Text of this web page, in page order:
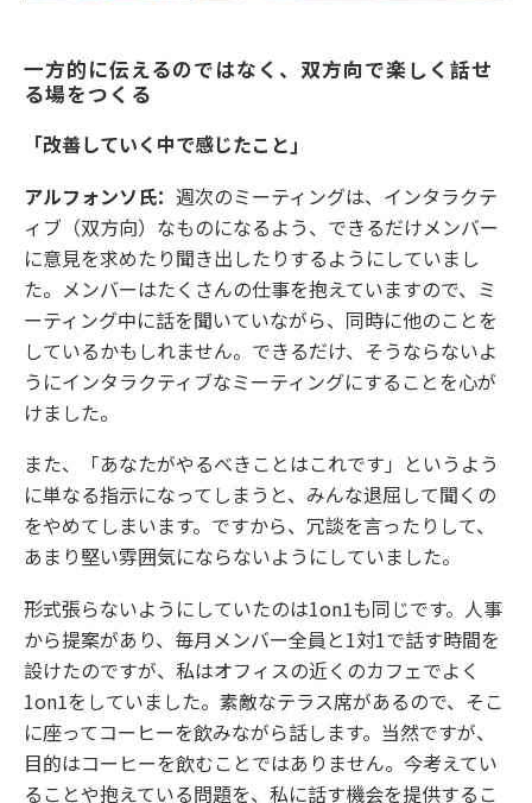
一方的に伝えるのではなく、双方向で楽しく話せ
る場をつくる
「改善していく中で感じたこと」
アルフォンソ氏： 週次のミーティングは、インタラクテ
ィブ（双方向）なものになるよう、できるだけメンバー
に意見を求めたり聞き出したりするようにしていまし
た。メンバーはたくさんの仕事を抱えていますので、ミ
ーティング中に話を聞いていながら、同時に他のことを
しているかもしれません。できるだけ、そうならないよ
うにインタラクティブなミーティングにすることを心が
けました。
また、「あなたがやるべきことはこれです」というよう
に単なる指示になってしまうと、みんな退屈して聞くの
をやめてしまいます。ですから、冗談を言ったりして、
あまり堅い雰囲気にならないようにしていました。
形式張らないようにしていたのは1on1も同じです。人事
から提案があり、毎月メンバー全員と1対1で話す時間を
設けたのですが、私はオフィスの近くのカフェでよく
1on1をしていました。素敵なテラス席があるので、そこ
に座ってコーヒーを飲みながら話します。当然ですが、
目的はコーヒーを飲むことではありません。今考えてい
ることや抱えている問題を、私に話す機会を提供するこ